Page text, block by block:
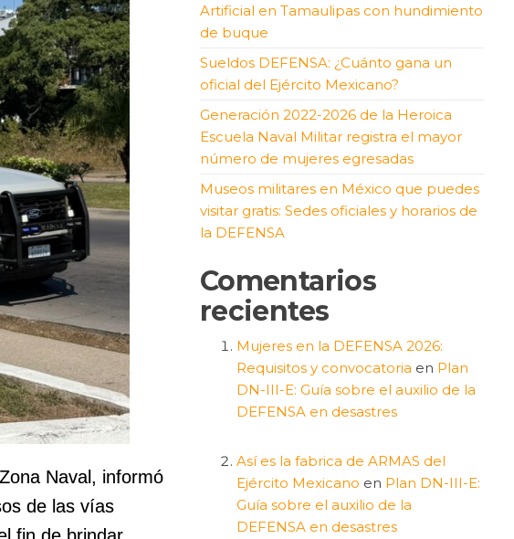
Naval, informó
de las vías
Artificial en Tamaulipas con hundimiento
de buque
Sueldos DEFENSA: ¿Cuánto gana un
oficial del Ejército Mexicano?
Generación 2022-2026 de la Heroica
Escuela Naval Militar registra el mayor
número de mujeres egresadas
Museos militares en México que puedes
visitar gratis: Sedes oficiales y horarios de
la DEFENSA
Comentarios
recientes
Mujeres en la DEFENSA 2026:
Requisitos y convocatoria en Plan
DN-III-E: Guía sobre el auxilio de la
DEFENSA en desastres
Así es la fabrica de ARMAS del
Ejército Mexicano en Plan DN-III-E:
Guía sobre el auxilio de la
DEFENSA en desastres